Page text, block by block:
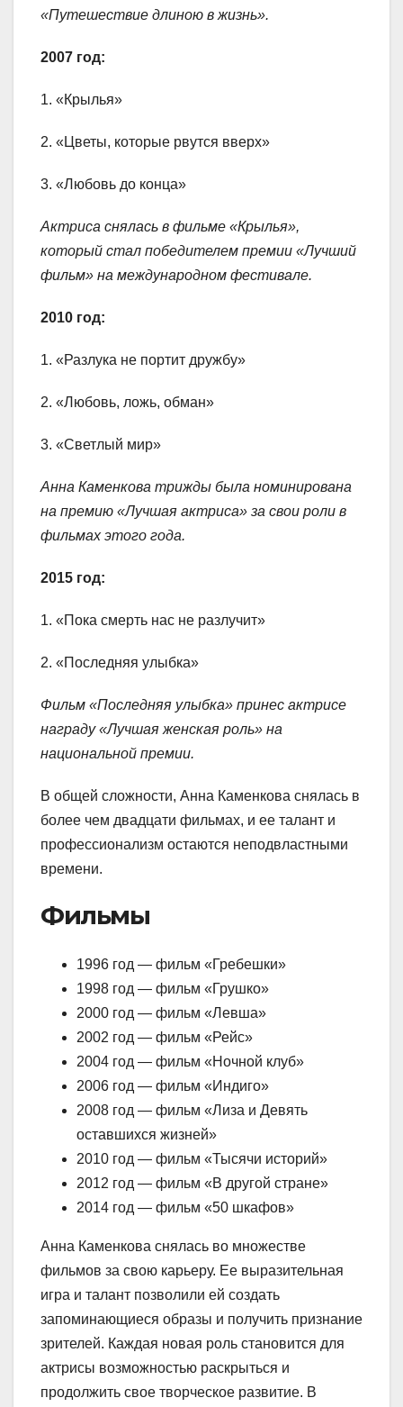
«Путешествие длиною в жизнь».
2007 год:
1. «Крылья»
2. «Цветы, которые рвутся вверх»
3. «Любовь до конца»
Актриса снялась в фильме «Крылья»,
который стал победителем премии «Лучший
фильм» на международном фестивале.
2010 год:
1. «Разлука не портит дружбу»
2. «Любовь, ложь, обман»
3. «Светлый мир»
Анна Каменкова трижды была номинирована
на премию «Лучшая актриса» за свои роли в
фильмах этого года.
2015 год:
1. «Пока смерть нас не разлучит»
2. «Последняя улыбка»
Фильм «Последняя улыбка» принес актрисе
награду «Лучшая женская роль» на
национальной премии.
В общей сложности, Анна Каменкова снялась в
более чем двадцати фильмах, и ее талант и
профессионализм остаются неподвластными
времени.
Фильмы
1996 год — фильм «Гребешки»
1998 год — фильм «Грушко»
2000 год — фильм «Левша»
2002 год — фильм «Рейс»
2004 год — фильм «Ночной клуб»
2006 год — фильм «Индиго»
2008 год — фильм «Лиза и Девять
оставшихся жизней»
2010 год — фильм «Тысячи историй»
2012 год — фильм «В другой стране»
2014 год — фильм «50 шкафов»
Анна Каменкова снялась во множестве
фильмов за свою карьеру. Ее выразительная
игра и талант позволили ей создать
запоминающиеся образы и получить признание
зрителей. Каждая новая роль становится для
актрисы возможностью раскрыться и
продолжить свое творческое развитие. В